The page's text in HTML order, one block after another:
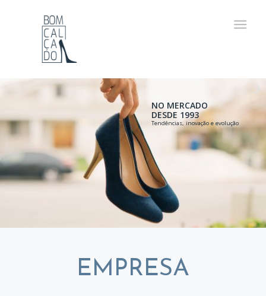
Tendências, inovação e evolução
DESDE 1993
NO MERCADO
EMPRESA